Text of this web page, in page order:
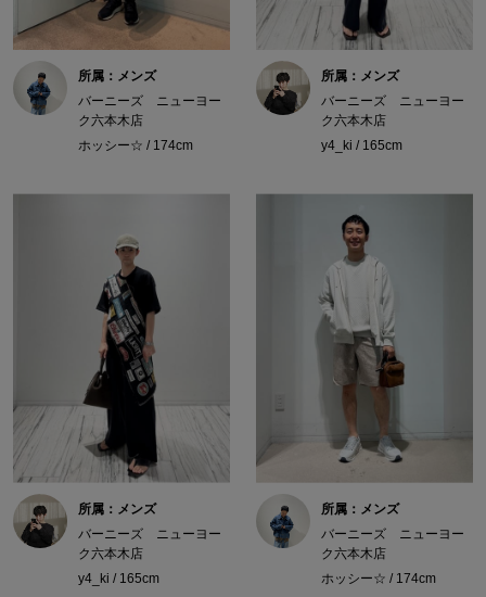
所属：メンズ
バーニーズ ニューヨー
ク六本木店
ホッシー☆ / 174cm
所属：メンズ
バーニーズ ニューヨー
ク六本木店
y4_ki / 165cm
所属：メンズ
バーニーズ ニューヨー
ク六本木店
y4_ki / 165cm
所属：メンズ
バーニーズ ニューヨー
ク六本木店
ホッシー☆ / 174cm